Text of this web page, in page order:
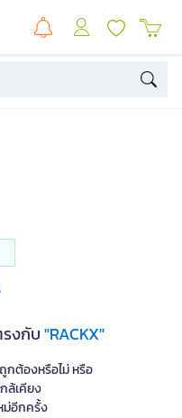
รงกับ"RACKX"
กต้องหรือไม่ หรือ
ล้เคียง
ม่อีกครั้ง